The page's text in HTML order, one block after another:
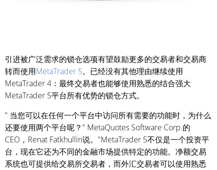
引进被广泛需求的锁仓选项有望鼓励更多的交易者和交易商
转而使用MetaTrader 5。已经没有其他理由继续使用
MetaTrader 4：最终交易者也能够使用熟悉的结合强大
MetaTrader 5平台所有优势的锁仓方式。
" 当您可以在任何一个平台中访问所有需要的功能时，为什么
还要使用两个平台呢？" MetaQuotes Software Corp.的
CEO，Renat Fatkhullin说。"MetaTrader 5不仅是一个投资平
台，现在它还为不同的金融市场提供特定的功能。净额交易
系统也可提供给交易所交易者，而外汇交易者可以使用熟悉